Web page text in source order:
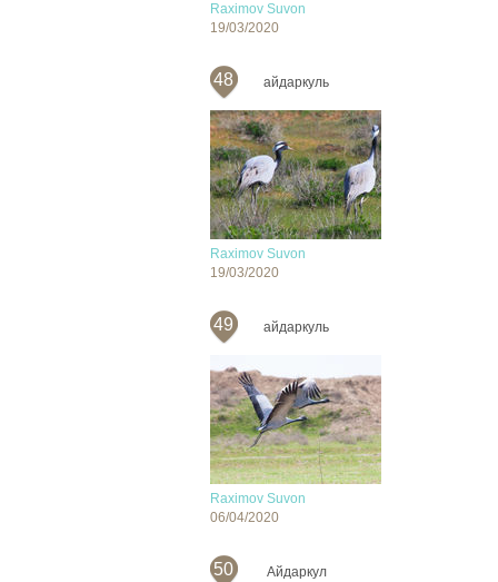
Raximov Suvon
19/03/2020
48 айдаркуль
Raximov Suvon
19/03/2020
49 айдаркуль
Raximov Suvon
06/04/2020
50 Айдаркул